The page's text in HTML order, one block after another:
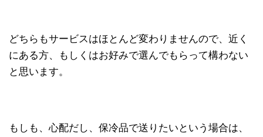
どちらもサービスはほとんど変わりませんので、近く
にある方、もしくはお好みで選んでもらって構わない
と思います。
もしも、心配だし、保冷品で送りたいという場合は、